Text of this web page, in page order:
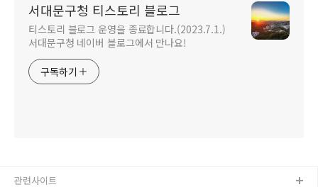
서대문구청 티스토리 블로그
티스토리 블로그 운영을 종료합니다.(2023.7.1.)
서대문구청 네이버 블로그에서 만나요!
구독하기
관련사이트